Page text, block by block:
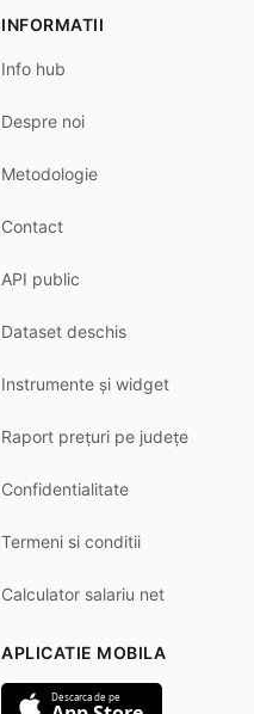
INFORMATII
Info hub
Despre noi
Metodologie
Contact
API public
Dataset deschis
Instrumente și widget
Raport prețuri pe județe
Confidentialitate
Termeni si conditii
Calculator salariu net
APLICATIE MOBILA
Descarca de pe